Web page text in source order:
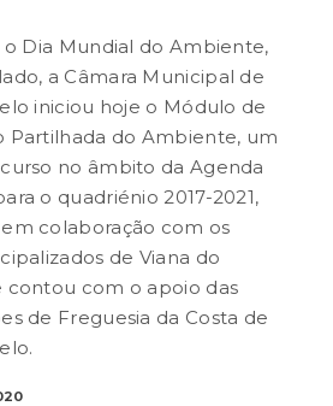
o Dia Mundial do Ambiente,
a Câmara Municipal de
iniciou hoje o Módulo de
Partilhada do Ambiente, um
no âmbito da Agenda
o quadriénio 2017-2021,
colaboração com os
de Viana do
contou com o apoio das
de Freguesia da Costa de